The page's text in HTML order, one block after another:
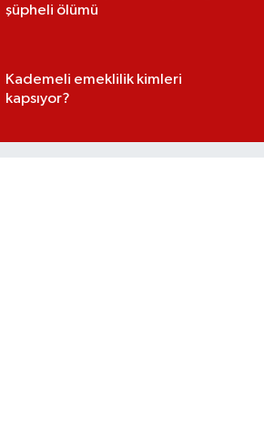
şüpheli ölümü
Kademeli emeklilik kimleri
kapsıyor?